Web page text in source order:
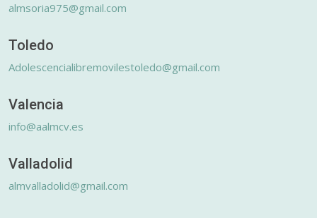
almsoria975@gmail.com
Toledo
Adolescencialibremovilestoledo@gmail.com
Valencia
info@aalmcv.es
Valladolid
almvalladolid@gmail.com